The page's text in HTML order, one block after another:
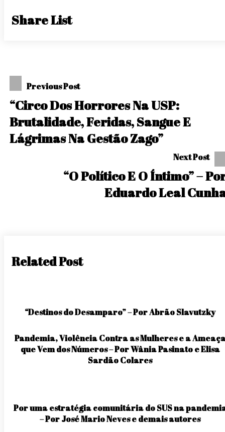
Share List
Navegação
De
Post
Previous Post
“Circo Dos Horrores Na USP:
Brutalidade, Feridas, Sangue E
Lágrimas Na Gestão Zago”
Next Post
“O Político E O Íntimo” –
Eduardo Leal
Related Post
“Destinos do Desamparo” – Por Abrão Slavutzky
Pandemia, Violência Contra as Mulheres e a
que Vem dos Números – Por Wânia Pasinato e Elisa
Sardão Colares
Por uma estratégia comunitária do SUS na
– Por José Mario Neves e demais autores